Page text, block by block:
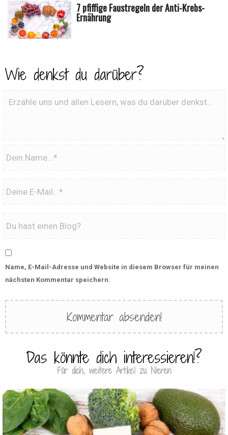
7 pfiffige Faustregeln der Anti-Krebs-
Ernährung
Wie denkst du darüber?
Name, E-Mail-Adresse und Website in diesem Browser für meinen
nächsten Kommentar speichern.
Das könnte dich interessieren!?
Für dich, weitere Artikel zu Nieren